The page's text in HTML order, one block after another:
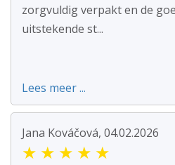
zorgvuldig verpakt en de
uitstekende st...
Lees meer ...
Jana Kováčová, 04.02.2026
★ ★ ★ ★ ★